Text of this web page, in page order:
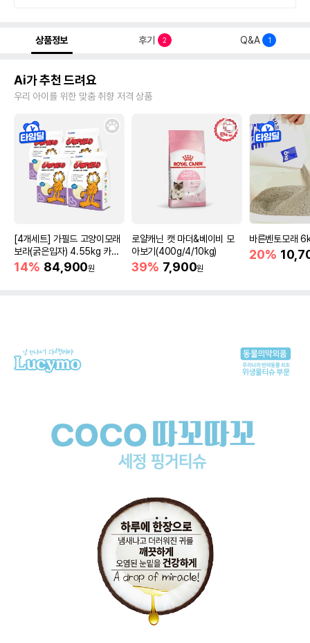
상품정보 후기 2 Q&A 1
Ai가 추천 드려요
우리 아이를 위한 맞춤 취향 저격 상품
[4개세트] 가필드 고양이모래
보라(굵은입자) 4.55kg 카사
바모래
14% 84,900원
로얄캐닌 캣 마더&베이비 모
아보기(400g/4/10kg)
39% 7,900원
바른벤토모래
20%